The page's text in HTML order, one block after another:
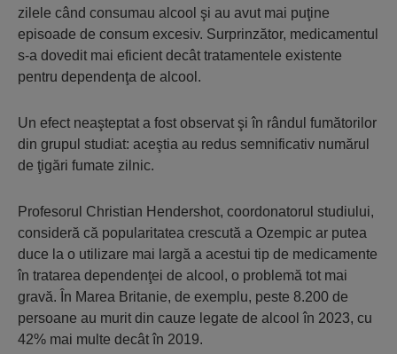
zilele când consumau alcool şi au avut mai puţine
episoade de consum excesiv. Surprinzător, medicamentul
s-a dovedit mai eficient decât tratamentele existente
pentru dependenţa de alcool.
Un efect neaşteptat a fost observat şi în rândul fumătorilor
din grupul studiat: aceştia au redus semnificativ numărul
de ţigări fumate zilnic.
Profesorul Christian Hendershot, coordonatorul studiului,
consideră că popularitatea crescută a Ozempic ar putea
duce la o utilizare mai largă a acestui tip de medicamente
în tratarea dependenţei de alcool, o problemă tot mai
gravă. În Marea Britanie, de exemplu, peste 8.200 de
persoane au murit din cauze legate de alcool în 2023, cu
42% mai multe decât în 2019.